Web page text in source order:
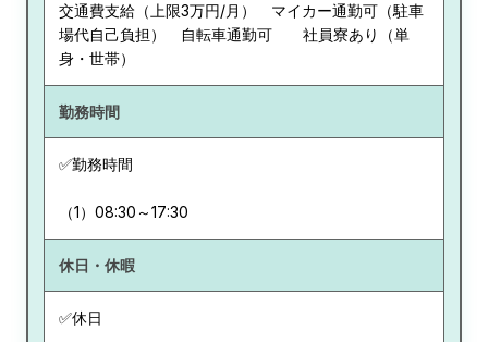
交通費支給（上限3万円/月） マイカー通勤可（駐車
場代自己負担） 自転車通勤可 社員寮あり（単
身・世帯）
勤務時間
✅勤務時間
（1）08:30～17:30
休日・休暇
✅休日